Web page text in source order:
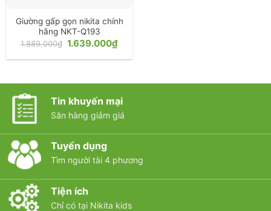
Giường gấp gọn nikita chính
hãng NKT-Q193
1.889.000₫ Giá
gốc
là:
1.639.000₫Giá
hiện
tại
Tin khuyến mại
Săn hàng giảm giá
Tuyển dụng
Tìm người tài 4 phương
Tiện ích
Chỉ có tại Nikita kids